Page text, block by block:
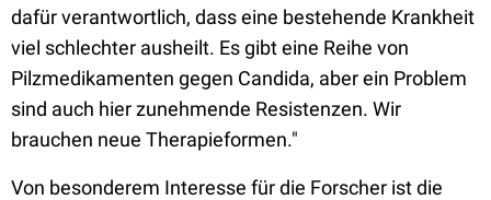
dafür verantwortlich, dass eine bestehende Krankheit
viel schlechter ausheilt. Es gibt eine Reihe von
Pilzmedikamenten gegen Candida, aber ein Problem
sind auch hier zunehmende Resistenzen. Wir
brauchen neue Therapieformen."
Von besonderem Interesse für die Forscher ist die